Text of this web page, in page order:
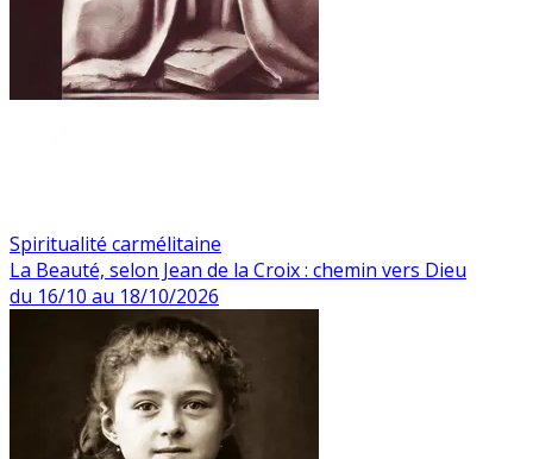
Spiritualité carmélitaine
La Beauté, selon Jean de la Croix : chemin vers Dieu
du 16/10 au 18/10/2026